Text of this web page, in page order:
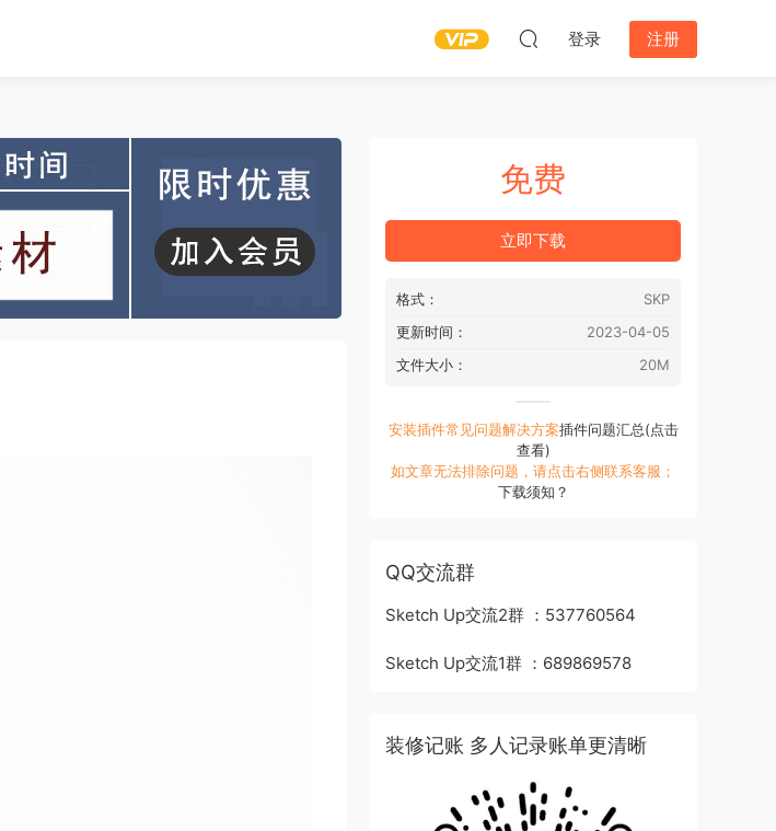
登录 注册
免费
立即下载
格式：
SKP
更新时间：
2023-04-05
文件大小：
20M
安装插件常见问题解决方案插件问题汇总(点击
查看)
如文章无法排除问题，请点击右侧联系客服；
下载须知？
QQ交流群
Sketch Up交流2群 ：537760564
Sketch Up交流1群 ：689869578
装修记账 多人记录账单更清晰